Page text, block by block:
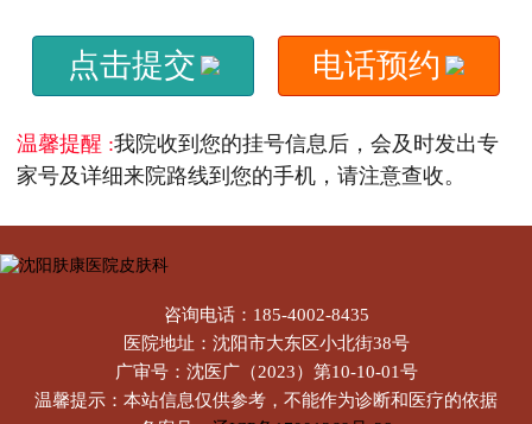
点击提交 电话预约
温馨提醒 :我院收到您的挂号信息后，会及时发出专
家号及详细来院路线到您的手机，请注意查收。
咨询电话：185-4002-8435
医院地址：沈阳市大东区小北街38号
广审号：沈医广（2023）第10-10-01号
温馨提示：本站信息仅供参考，不能作为诊断和医疗的依据